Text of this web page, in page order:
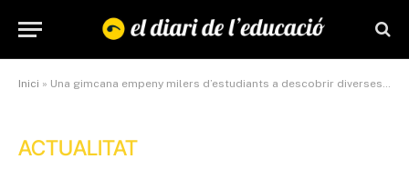
Inici » Una gimcana empeny milers d’estudiants a descobrir diverses ciutats a través del mòbil
ACTUALITAT